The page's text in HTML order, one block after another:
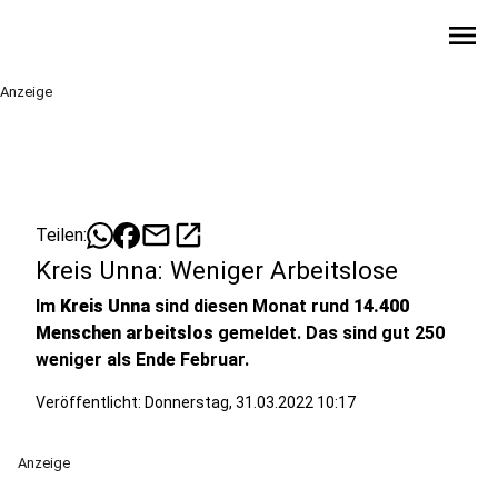
menu
Anzeige
Teilen: mailopen_in_new
Kreis Unna: Weniger Arbeitslose
Im Kreis Unna sind diesen Monat rund 14.400
Menschen arbeitslos gemeldet. Das sind gut 250
weniger als Ende Februar.
Veröffentlicht: Donnerstag, 31.03.2022 10:17
Anzeige